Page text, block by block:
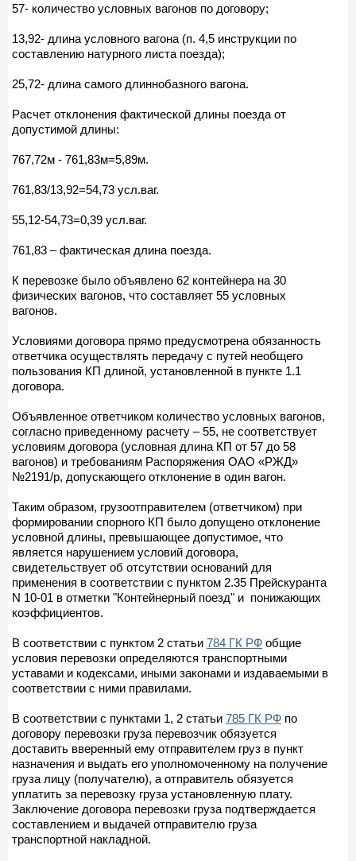
57- количество условных вагонов по договору;
13,92- длина условного вагона (п. 4,5 инструкции по
составлению натурного листа поезда);
25,72- длина самого длиннобазного вагона.
Расчет отклонения фактической длины поезда от
допустимой длины:
767,72м - 761,83м=5,89м.
761,83/13,92=54,73 усл.ваг.
55,12-54,73=0,39 усл.ваг.
761,83 – фактическая длина поезда.
К перевозке было объявлено 62 контейнера на 30
физических вагонов, что составляет 55 условных
вагонов.
Условиями договора прямо предусмотрена обязанность
ответчика осуществлять передачу с путей необщего
пользования КП длиной, установленной в пункте 1.1
договора.
Объявленное ответчиком количество условных вагонов,
согласно приведенному расчету – 55, не соответствует
условиям договора (условная длина КП от 57 до 58
вагонов) и требованиям Распоряжения ОАО «РЖД»
№2191/р, допускающего отклонение в один вагон.
Таким образом, грузоотправителем (ответчиком) при
формировании спорного КП было допущено отклонение
условной длины, превышающее допустимое, что
является нарушением условий договора,
свидетельствует об отсутствии оснований для
применения в соответствии с пунктом 2.35 Прейскуранта
N 10-01 в отметки "Контейнерный поезд" и понижающих
коэффициентов.
В соответствии с пунктом 2 статьи 784 ГК РФ общие
условия перевозки определяются транспортными
уставами и кодексами, иными законами и издаваемыми в
соответствии с ними правилами.
В соответствии с пунктами 1, 2 статьи 785 ГК РФ по
договору перевозки груза перевозчик обязуется
доставить вверенный ему отправителем груз в пункт
назначения и выдать его уполномоченному на получение
груза лицу (получателю), а отправитель обязуется
уплатить за перевозку груза установленную плату.
Заключение договора перевозки груза подтверждается
составлением и выдачей отправителю груза
транспортной накладной.